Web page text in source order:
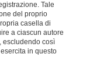
Tale
del proprio
casella di
a ciascun autore
escludendo così
in questo